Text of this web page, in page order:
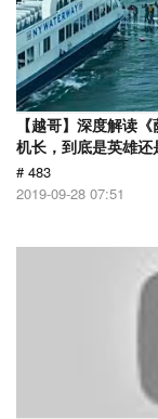
【越哥】深度解读
机长，到底是英雄还
# 483
2019-09-28 07:51